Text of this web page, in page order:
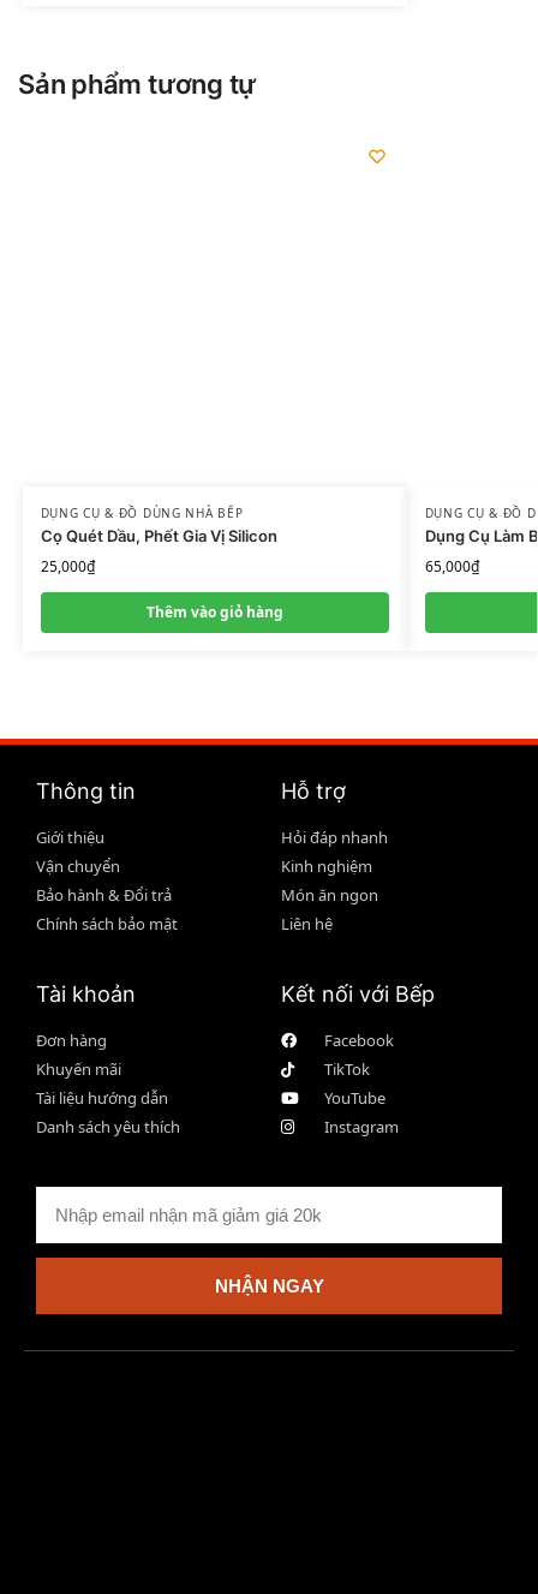
Sản phẩm tương tự
DỤNG CỤ & ĐỒ DÙNG NHÀ BẾP
Cọ Quét Dầu, Phết Gia Vị Silicon
25,000₫
Thêm vào giỏ hàng
DỤNG CỤ & ĐỒ
Dụng Cụ Làm
65,000₫
Thông tin
Giới thiệu
Vận chuyển
Bảo hành & Đổi trả
Chính sách bảo mật
Hỗ trợ
Hỏi đáp nhanh
Kinh nghiệm
Món ăn ngon
Liên hệ
Tài khoản
Đơn hàng
Khuyến mãi
Tài liệu hướng dẫn
Danh sách yêu thích
Kết nối với Bếp
Facebook
TikTok
YouTube
Instagram
NHẬN NGAY